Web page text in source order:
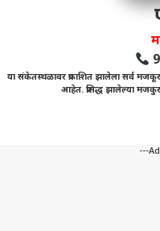
या संकेतस्थळावर प्रकाशित झालेला सर्व
आहेत. प्रसिद्ध झालेल्या
---